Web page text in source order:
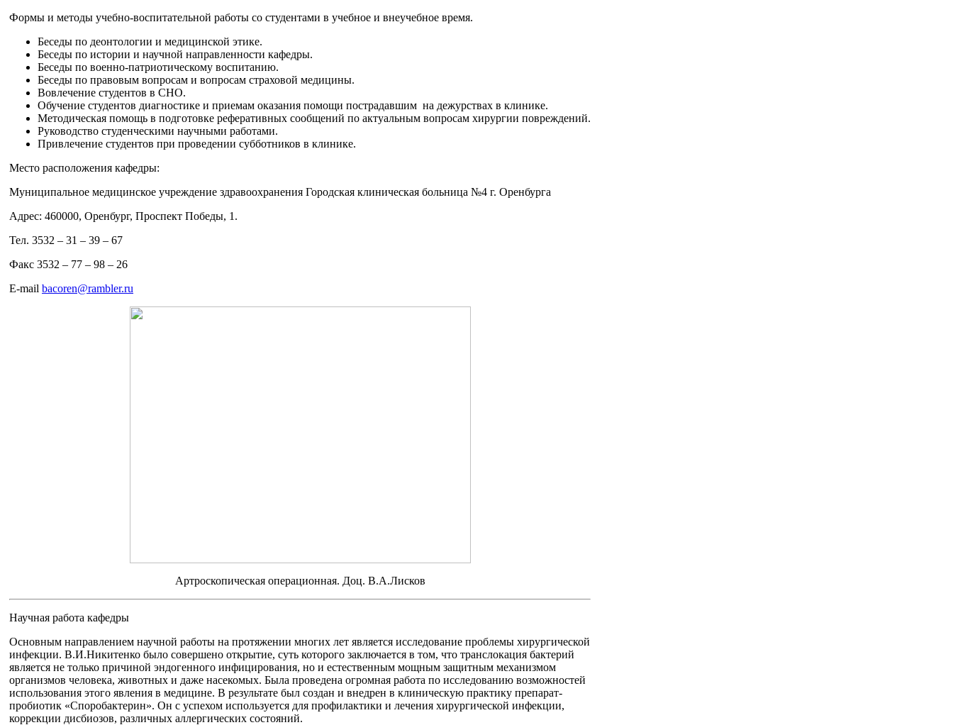
Формы и методы учебно-воспитательной работы со студентами в учебное и внеучебное время.
Беседы по деонтологии и медицинской этике.
Беседы по истории и научной направленности кафедры.
Беседы по военно-патриотическому воспитанию.
Беседы по правовым вопросам и вопросам страховой медицины.
Вовлечение студентов в СНО.
Обучение студентов диагностике и приемам оказания помощи пострадавшим на дежурствах в клинике.
Методическая помощь в подготовке реферативных сообщений по актуальным вопросам хирургии повреждений.
Руководство студенческими научными работами.
Привлечение студентов при проведении субботников в клинике.
Место расположения кафедры:
Муниципальное медицинское учреждение здравоохранения Городская клиническая больница №4 г. Оренбурга
Адрес: 460000, Оренбург, Проспект Победы, 1.
Тел. 3532 – 31 – 39 – 67
Факс 3532 – 77 – 98 – 26
E-mail bacoren@rambler.ru
Артроскопическая операционная. Доц. В.А.Лисков
Научная работа кафедры
Основным направлением научной работы на протяжении многих лет является исследование проблемы хирургической
инфекции. В.И.Никитенко было совершено открытие, суть которого заключается в том, что транслокация бактерий
является не только причиной эндогенного инфицирования, но и естественным мощным защитным механизмом
организмов человека, животных и даже насекомых. Была проведена огромная работа по исследованию возможностей
использования этого явления в медицине. В результате был создан и внедрен в клиническую практику препарат-
пробиотик «Споробактерин». Он с успехом используется для профилактики и лечения хирургической инфекции,
коррекции дисбиозов, различных аллергических состояний.